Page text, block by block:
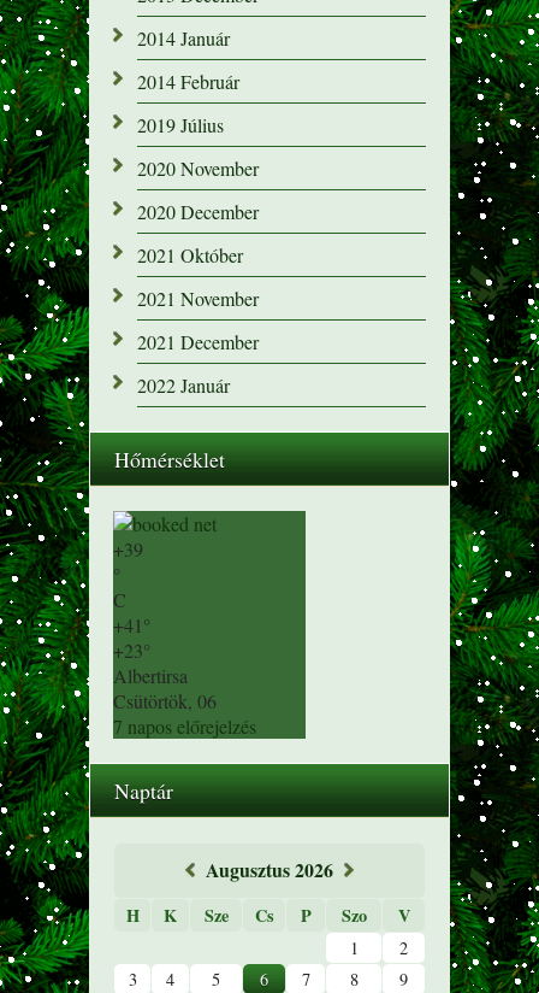
2014 Január
2014 Február
2019 Július
2020 November
2020 December
2021 Október
2021 November
2021 December
2022 Január
Hőmérséklet
+39
°
C
+41°
+23°
Albertirsa
Csütörtök, 06
7 napos előrejelzés
Naptár
Augusztus 2026
H K Sze Cs P Szo V
1
2
3
4 5 6 7 8
9